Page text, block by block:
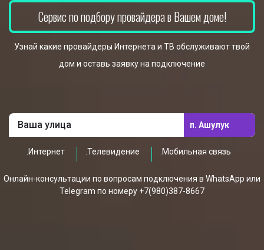
Сервис по подбору провайдера в Вашем доме!
Узнай какие провайдеры Интернета и ТВ обслуживают твой
дом и оставь заявку на подключение
п. Ашулук
.Интернет .Телевидение .Мобильная связь
Онлайн-консультации по вопросам подключения в WhatsApp или
Telegram по номеру +7(980)387-8667